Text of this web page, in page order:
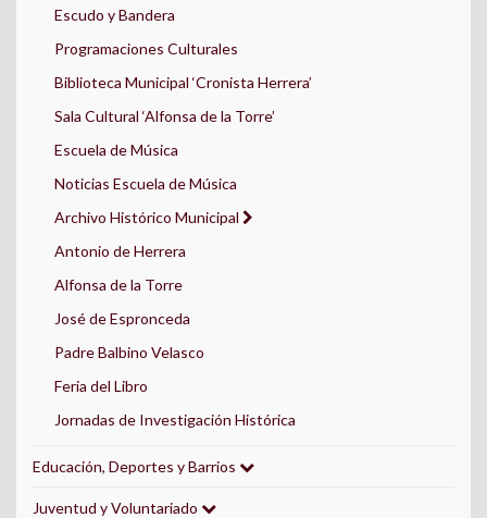
Escudo y Bandera
Programaciones Culturales
Biblioteca Municipal ‘Cronista Herrera’
Sala Cultural ‘Alfonsa de la Torre’
Escuela de Música
Noticias Escuela de Música
Archivo Histórico Municipal
Antonio de Herrera
Alfonsa de la Torre
José de Espronceda
Padre Balbino Velasco
Feria del Libro
Jornadas de Investigación Histórica
Educación, Deportes y Barrios
Juventud y Voluntariado